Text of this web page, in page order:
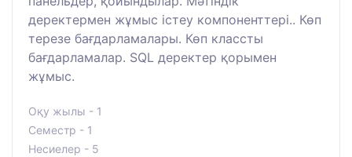
деректермен жұмыс істеу компоненттері.. Көп
терезе бағдарламалары. Көп классты
бағдарламалар. SQL деректер қорымен
жұмыс.
Оқу жылы - 1
Семестр - 1
Несиелер - 5